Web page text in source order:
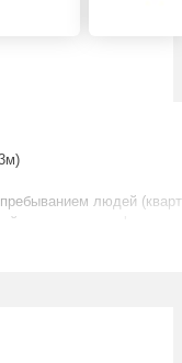
людей
мастерских, офисов,
подключение к